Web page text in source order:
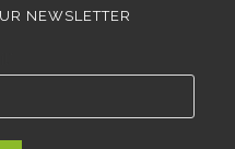
NEWSLETTER